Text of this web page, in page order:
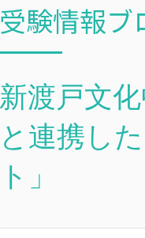
受験情報ブ
新渡戸文
と連携し
ト」